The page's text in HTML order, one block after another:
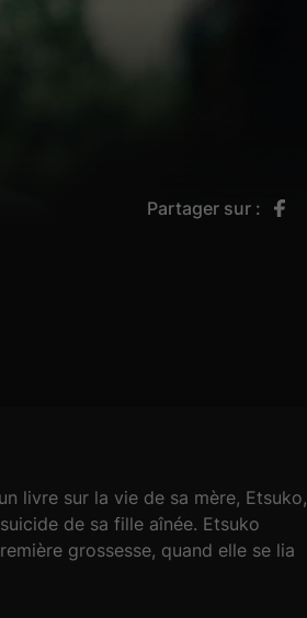
Partager sur :
livre sur la vie de sa mère, Etsuko,
de sa fille aînée. Etsuko
grossesse, quand elle se lia
qui élevait seule sa fille. Au fil des